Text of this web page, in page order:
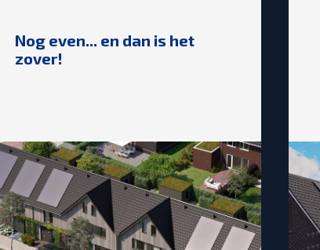
Nog even... en dan is het
zover!